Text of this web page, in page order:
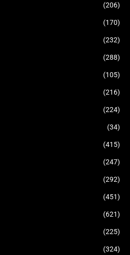
(206)
(170)
(232)
(288)
(105)
(216)
(224)
(34)
(415)
(247)
(292)
(451)
(621)
(225)
(324)